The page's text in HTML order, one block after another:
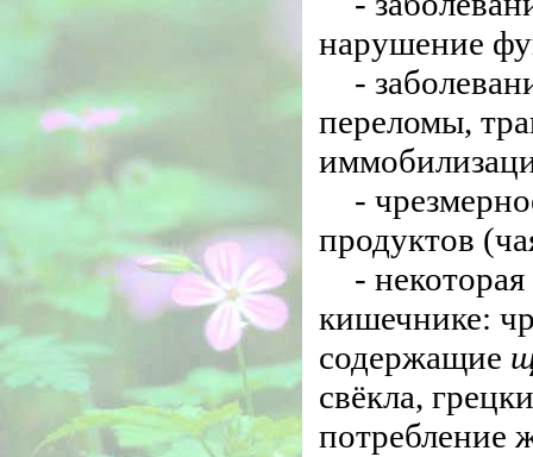
нарушение
-
переломы,
-
продуктов
-
кишечнике:
содержащие
свёкла,
потребление